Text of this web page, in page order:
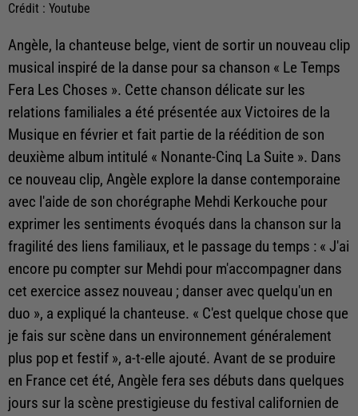
Crédit : Youtube
Angèle, la chanteuse belge, vient de sortir un nouveau clip
musical inspiré de la danse pour sa chanson « Le Temps
Fera Les Choses ». Cette chanson délicate sur les
relations familiales a été présentée aux Victoires de la
Musique en février et fait partie de la réédition de son
deuxième album intitulé « Nonante-Cinq La Suite ». Dans
ce nouveau clip, Angèle explore la danse contemporaine
avec l'aide de son chorégraphe Mehdi Kerkouche pour
exprimer les sentiments évoqués dans la chanson sur la
fragilité des liens familiaux, et le passage du temps : « J'ai
encore pu compter sur Mehdi pour m'accompagner dans
cet exercice assez nouveau ; danser avec quelqu'un en
duo », a expliqué la chanteuse. « C'est quelque chose que
je fais sur scène dans un environnement généralement
plus pop et festif », a-t-elle ajouté. Avant de se produire
en France cet été, Angèle fera ses débuts dans quelques
jours sur la scène prestigieuse du festival californien de